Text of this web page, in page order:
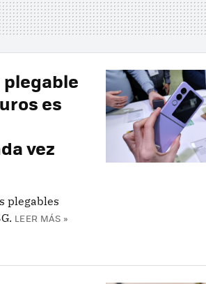
plegable
es
vez
plegables
LEER MÁS »